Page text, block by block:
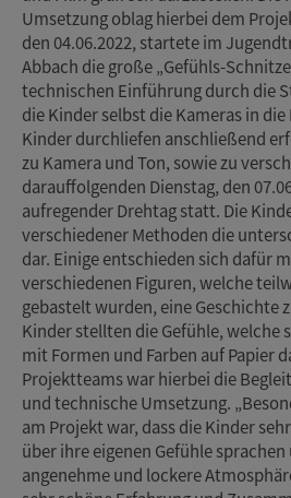
Umsetzung oblag hierbei dem
den 04.06.2022, startete im
Abbach die große „Gefühls-
technischen Einführung durch die
die Kinder selbst die Kameras in
Kinder durchliefen anschließend
zu Kamera und Ton, sowie zu
darauffolgenden Dienstag, den
aufregender Drehtag statt. Die
verschiedener Methoden die
dar. Einige entschieden sich dafür
verschiedenen Figuren, welche
gebastelt wurden, eine Geschichte
Kinder stellten die Gefühle, welche
mit Formen und Farben auf Papier
Projektteams war hierbei die
und technische Umsetzung.
am Projekt war, dass die Kinder
über ihre eigenen Gefühle
angenehme und lockere